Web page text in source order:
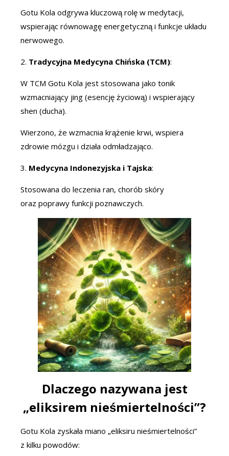
Gotu Kola odgrywa kluczową rolę w medytacji,
wspierając równowagę energetyczną i funkcje układu
nerwowego.
2. Tradycyjna Medycyna Chińska (TCM):
W TCM Gotu Kola jest stosowana jako tonik
wzmacniający jing (esencję życiową) i wspierający
shen (ducha).
Wierzono, że wzmacnia krążenie krwi, wspiera
zdrowie mózgu i działa odmładzająco.
3. Medycyna Indonezyjska i Tajska:
Stosowana do leczenia ran, chorób skóry
oraz poprawy funkcji poznawczych.
Dlaczego nazywana jest
„eliksirem nieśmiertelności”?
Gotu Kola zyskała miano „eliksiru nieśmiertelności”
z kilku powodów: